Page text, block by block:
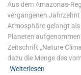
Aus dem Amazonas-
vergangenen
Atmosphäre gelangt
Planeten
Zeitschrift „Nature
dazu die Menge des
Weiterlesen